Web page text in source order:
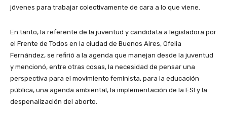
jóvenes para trabajar colectivamente de cara a lo que viene.
En tanto, la referente de la juventud y candidata a legisladora por
el Frente de Todos en la ciudad de Buenos Aires, Ofelia
Fernández, se refirió a la agenda que manejan desde la juventud
y mencionó, entre otras cosas, la necesidad de pensar una
perspectiva para el movimiento feminista, para la educación
pública, una agenda ambiental, la implementación de la ESI y la
despenalización del aborto.